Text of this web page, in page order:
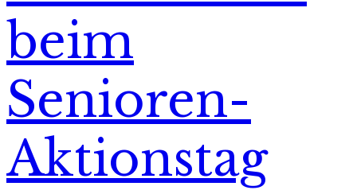
beim
Senioren-
Aktionstag